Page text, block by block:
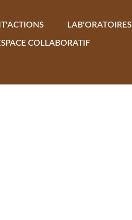
LAB'ORATOIRES
COLLABORATIF